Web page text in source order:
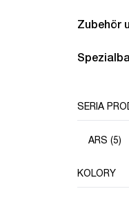
Zubehör
SERIA
ARS (5)
KOLORY